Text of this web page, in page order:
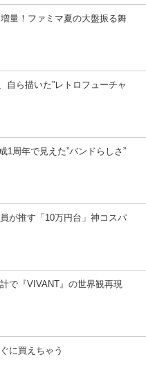
量！ファミマ夏の大盤振る舞
ら描いた”レトロフューチャ
1周年で見えた”バンドらしさ”
が推す「10万円台」神コスパ
で『VIVANT』の世界観再現
に買えちゃう